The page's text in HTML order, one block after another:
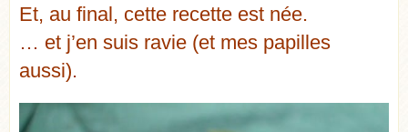
Et, au final, cette recette est née.
… et j’en suis ravie (et mes papilles
aussi).